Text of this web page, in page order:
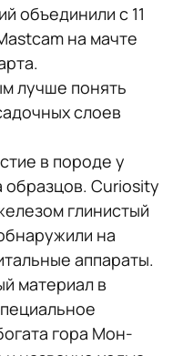
объединили с 11
на мачте
лучше понять
слоев
в породе у
Curiosity
глинистый
на
аппараты.
материал в
гора Мон-